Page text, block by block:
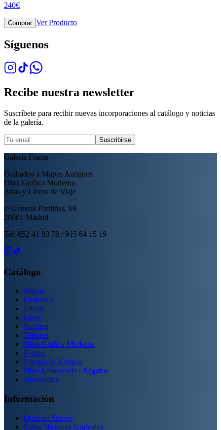
240€
Comprar Ver Producto
Síguenos
Recibe nuestra newsletter
Suscríbete para recibir nuevas incorporaciones al catálogo y noticias
de la galería.
Suscribirse
Galería Frame
Grabados y Mapas Antiguos
Obra Gráfica Moderna
Atlas y Libros de Viaje
c/ General Pardiñas, 69
28001 Madrid
Tel: 652 41 03 78 / 915 64 15 19
Catálogo
Mapas
Grabados
Libros
Goya
Piranesi
Dibujos
Obra Gráfica Moderna
Posters
Fotografía Antigua
Obra Enmarcada - Regalos
Novedades
Información
Quiénes Somos
Sobre Nuestros Grabados